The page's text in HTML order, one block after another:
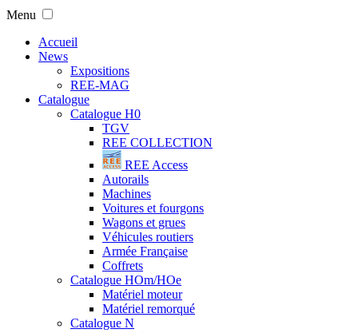
Menu
Accueil
News
Expositions
REE-MAG
Catalogue
Catalogue H0
TGV
REE COLLECTION
REE Access
Autorails
Machines
Voitures et fourgons
Wagons et grues
Véhicules routiers
Armée Française
Coffrets
Catalogue HOm/HOe
Matériel moteur
Matériel remorqué
Catalogue N